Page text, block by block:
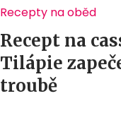
Recepty na oběd
Recept na
Tilápie
troubě